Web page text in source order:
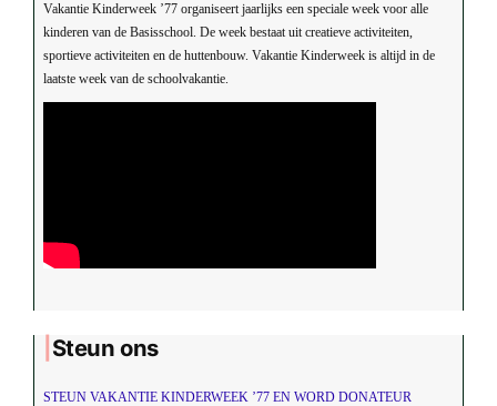
Vakantie Kinderweek ’77 organiseert jaarlijks een speciale week voor alle
kinderen van de Basisschool. De week bestaat uit creatieve activiteiten,
sportieve activiteiten en de huttenbouw. Vakantie Kinderweek is altijd in de
laatste week van de schoolvakantie.
Steun ons
STEUN VAKANTIE KINDERWEEK ’77 EN WORD DONATEUR